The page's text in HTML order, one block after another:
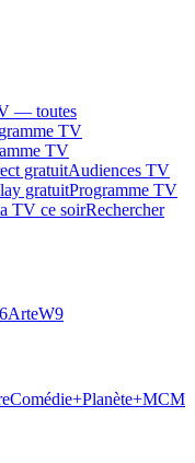
— toutes
TV
TV
gratuitAudiences TV
gratuitProgramme TV
TV ce soirRechercher
ArteW9
Comédie+Planète+MCM